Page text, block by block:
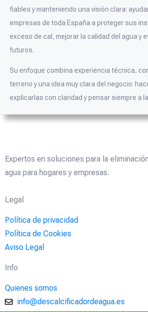
fiables y manteniendo una visión clara:
empresas de toda España a proteger sus
exceso de cal, mejorar la calidad del agua y
futuros.
Su enfoque combina experiencia técnica,
terreno y una idea muy clara del negocio:
explicarlas con claridad y pensar siempre a
Expertos en soluciones para la
agua para hogares y empresas.
Legal
Política de privacidad
Política de Cookies
Aviso Legal
Info
Quienes somos
info@descalcificadordeagua.es